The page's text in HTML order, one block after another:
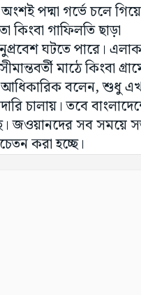
পদ্মা গর্ভে চলে
গাফিলতি ছাড়া
ঘটতে পারে।
মাঠে কিংবা
আধিকারিক বলেন, শুধু
চালায়। তবে
জওয়ানদের সব সময়ে
করা হচ্ছে।